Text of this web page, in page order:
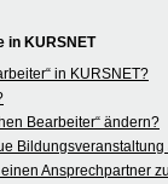
in KURSNET
in KURSNET?
Bearbeiter“ ändern?
Bildungsveranstaltung
Ansprechpartner